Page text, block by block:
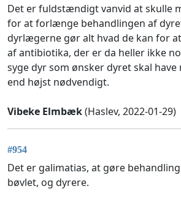
Det er fuldstændigt vanvid at skulle
for at forlænge behandlingen af
dyrlægerne gør alt hvad de kan for
af antibiotika, der er da heller ikke
syge dyr som ønsker dyret skal
end højst nødvendigt.
Vibeke Elmbæk(Haslev, 2022-01-29)
#954
Det er galimatias, at gøre
bøvlet, og dyrere.